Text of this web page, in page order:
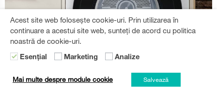
Acest site web folosește cookie-uri. Prin utilizarea în
continuare a acestui site web, sunteți de acord cu politica
noastră de cookie-uri.
Esențial Marketing Analize
Mai multe despre module cookie Salvează